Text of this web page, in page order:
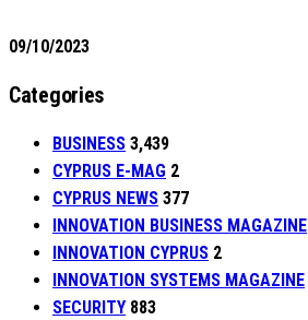
09/10/2023
Categories
BUSINESS 3,439
CYPRUS E-MAG 2
CYPRUS NEWS 377
INNOVATION BUSINESS MAGAZINE
INNOVATION CYPRUS 2
INNOVATION SYSTEMS MAGAZINE
SECURITY 883